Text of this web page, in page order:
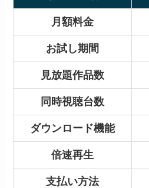
月額料金
お試し期間
見放題作品数
同時視聴台数
ダウンロード機能
倍速再生
支払い方法